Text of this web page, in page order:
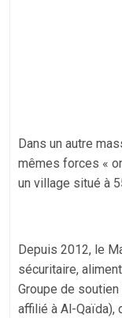
Dans un autre
mêmes forces «
un village situé à
Depuis 2012, le
sécuritaire,
Groupe de
affilié à Al-Qaïda),